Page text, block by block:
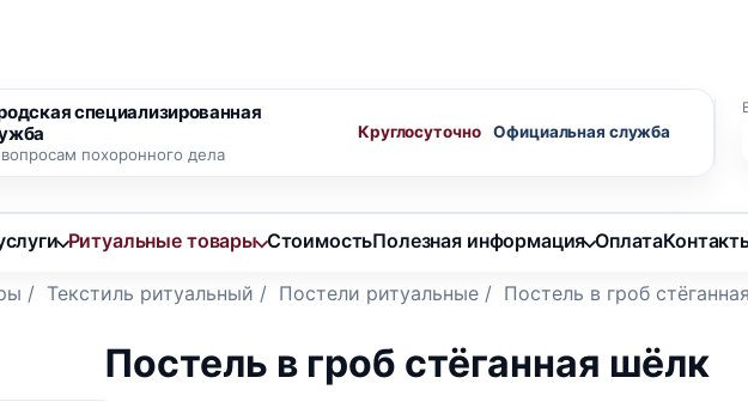
специализированная
похоронного дела
Круглосуточно
Ритуальные товары СтоимостьПолезная информация Оплата
/ Текстиль ритуальный / Постели ритуальные / Постель в гроб
Постель в гроб стёганная шёлк